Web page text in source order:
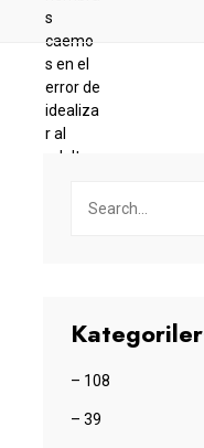
Kategoriler
– 108
– 39